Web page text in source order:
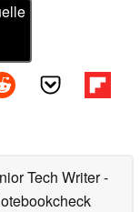
Tech Writer-